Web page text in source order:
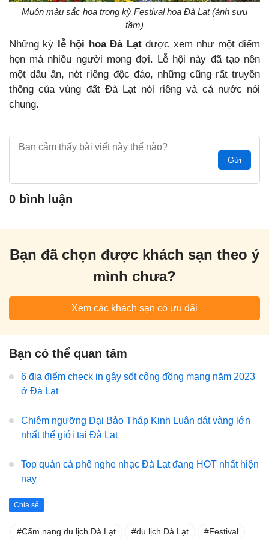
Muôn màu sắc hoa trong kỳ Festival hoa Đà Lạt (ảnh sưu
tầm)
Những kỳ lễ hội hoa Đà Lạtđược xem như một điểm
hẹn mà nhiều người mong đợi. Lễ hội này đã tạo nên
một dấu ấn, nét riêng độc đáo, những cũng rất truyền
thống của vùng đất Đà Lạt nói riêng và cả nước nói
chung.
Gửi
0 bình luận
Bạn đã chọn được khách sạn theo ý
mình chưa?
Xem các khách sạn có ưu đãi
Bạn có thể quan tâm
6 địa điểm check in gây sốt cộng đồng mạng năm 2023
ở Đà Lạt
Chiêm ngưỡng Đại Bảo Tháp Kinh Luân dát vàng lớn
nhất thế giới tại Đà Lạt
Top quán cà phê nghe nhạc Đà Lạt đang HOT nhất hiện
nay
Chia sẻ
Cẩm nang du lịch Đà Lạt du lịch Đà Lạt Festival